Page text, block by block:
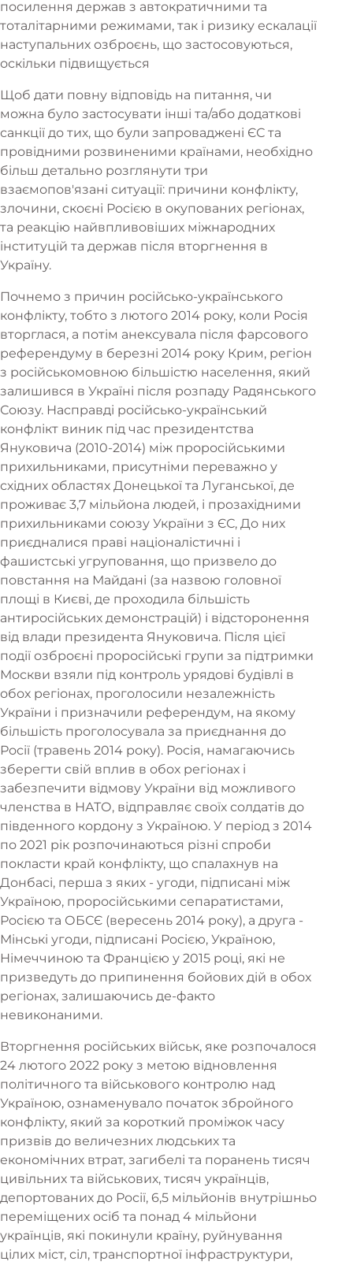
посилення держав з автократичними та
тоталітарними режимами, так і ризику ескалації
наступальних озброєнь, що застосовуються,
оскільки підвищується
Щоб дати повну відповідь на питання, чи
можна було застосувати інші та/або додаткові
санкції до тих, що були запроваджені ЄС та
провідними розвиненими країнами, необхідно
більш детально розглянути три
взаємопов'язані ситуації: причини конфлікту,
злочини, скоєні Росією в окупованих регіонах,
та реакцію найвпливовіших міжнародних
інституцій та держав після вторгнення в
Україну.
Почнемо з причин російсько-українського
конфлікту, тобто з лютого 2014 року, коли Росія
вторглася, а потім анексувала після фарсового
референдуму в березні 2014 року Крим, регіон
з російськомовною більшістю населення, який
залишився в Україні після розпаду Радянського
Союзу. Насправді російсько-український
конфлікт виник під час президентства
Януковича (2010-2014) між проросійськими
прихильниками, присутніми переважно у
східних областях Донецької та Луганської, де
проживає 3,7 мільйона людей, і прозахідними
прихильниками союзу України з ЄС, До них
приєдналися праві націоналістичні і
фашистські угруповання, що призвело до
повстання на Майдані (за назвою головної
площі в Києві, де проходила більшість
антиросійських демонстрацій) і відсторонення
від влади президента Януковича. Після цієї
події озброєні проросійські групи за підтримки
Москви взяли під контроль урядові будівлі в
обох регіонах, проголосили незалежність
України і призначили референдум, на якому
більшість проголосувала за приєднання до
Росії (травень 2014 року). Росія, намагаючись
зберегти свій вплив в обох регіонах і
забезпечити відмову України від можливого
членства в НАТО, відправляє своїх солдатів до
південного кордону з Україною. У період з 2014
по 2021 рік розпочинаються різні спроби
покласти край конфлікту, що спалахнув на
Донбасі, перша з яких - угоди, підписані між
Україною, проросійськими сепаратистами,
Росією та ОБСЄ (вересень 2014 року), а друга -
Мінські угоди, підписані Росією, Україною,
Німеччиною та Францією у 2015 році, які не
призведуть до припинення бойових дій в обох
регіонах, залишаючись де-факто
невиконаними.
Вторгнення російських військ, яке розпочалося
24 лютого 2022 року з метою відновлення
політичного та військового контролю над
Україною, ознаменувало початок збройного
конфлікту, який за короткий проміжок часу
призвів до величезних людських та
економічних втрат, загибелі та поранень тисяч
цивільних та військових, тисяч українців,
депортованих до Росії, 6,5 мільйонів внутрішньо
переміщених осіб та понад 4 мільйони
українців, які покинули країну, руйнування
цілих міст, сіл, транспортної інфраструктури,